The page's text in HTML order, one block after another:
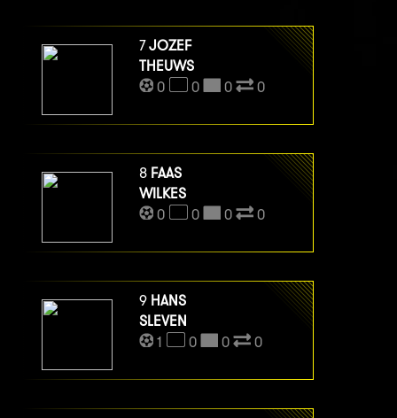
7JOZEF
THEUWS
0
0 0 0
8 FAAS
WILKES
0
0 0 0
9 HANS
SLEVEN
1
0 0 0